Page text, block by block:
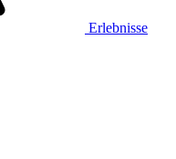
Erlebnisse